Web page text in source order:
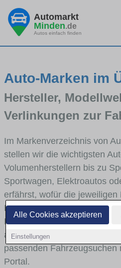
Alle Cookies akzeptieren
Einstellungen
Automarkt
Minden.de
Autos einfach finden
Auto-Marken im
Hersteller,
Verlinkungen zur
Im Markenverzeichnis von
stellen wir die wichtigsten
Volumenherstellern bis zu
Sportwagen, Elektroautos
erfährst, wofür die
Fahrzeugklassen sie
Modellwelten unterscheiden.
aus gelangst du mit internen
passenden
Portal.